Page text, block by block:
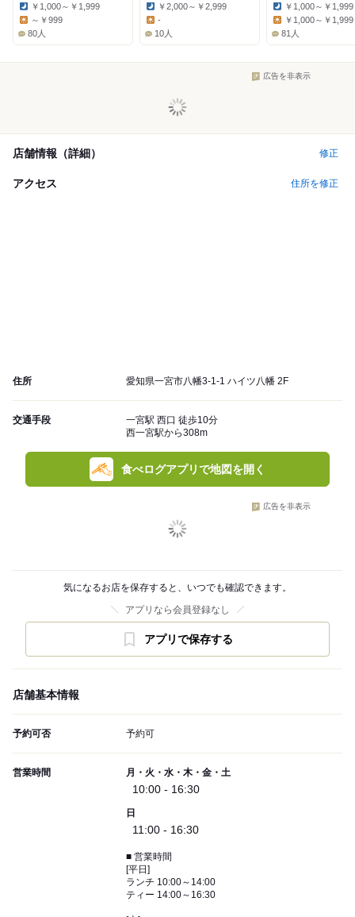
Dinner:
￥1,000～￥1,999
Lunch:
～￥999
80人
Dinner:
￥2,000～￥2,999
Lunch:
-
10人
Dinner:
￥1,000～￥1,999
Lunch:
￥1,000～￥1,999
81人
広告を非表示
店舗情報（詳細） 修正
アクセス 住所を修正
住所 愛知県一宮市八幡3-1-1 ハイツ八幡 2F
交通手段
一宮駅 西口 徒歩10分
西一宮駅から308m
食べログアプリで地図を開く
広告を非表示
気になるお店を保存すると、いつでも確認できます。
アプリなら会員登録なし
アプリで保存する
店舗基本情報
予約可否 予約可
営業時間 月・火・水・木・金・土
10:00 - 16:30
日
11:00 - 16:30
■ 営業時間
[平日]
ランチ 10:00～14:00
ティー 14:00～16:30